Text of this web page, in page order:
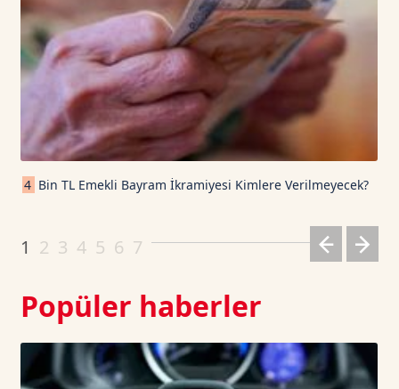
USDT 1.0003 0
TRON TetherUS 0.3271 0.03
Cardano TetherUS 0.2 6.31
4 Bin TL Emekli Bayram İkramiyesi Kimlere Verilmeyecek?
1 2 3 4 5 6 7
Popüler haberler